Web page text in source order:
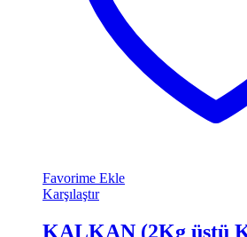
Favorime Ekle
Karşılaştır
KALKAN (2Kg üstü